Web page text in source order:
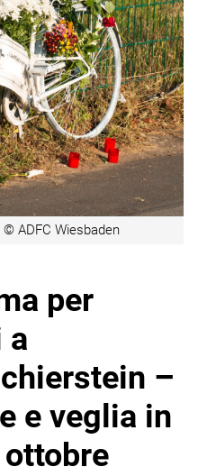
ADFC Wiesbaden
per
a
–
e veglia in